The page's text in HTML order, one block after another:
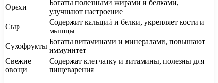
Орехи
Богаты полезными жирами и белками,
улучшают настроение
Сыр
Содержит кальций и белки, укрепляет кости и
мышцы
Сухофрукты
Богаты витаминами и минералами, повышают
иммунитет
Свежие
овощи
Содержат клетчатку и витамины, полезны для
пищеварения